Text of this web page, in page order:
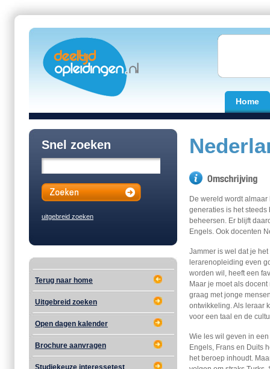
Home
Snel zoeken
uitgebreid zoeken
Terug naar home
Uitgebreid zoeken
Open dagen kalender
Brochure aanvragen
Studiekeuze interessetest
De wereld wordt
generaties is het
beheersen. Er blijft
Engels. Ook docenten
Jammer is wel dat je
lerarenopleiding even
worden wil, heeft een
Maar je moet als
graag met jonge
ontwikkeling. Als leraar
voor een taal en de
Wie les wil geven in
Engels, Frans en Duits
het beroep inhoudt.